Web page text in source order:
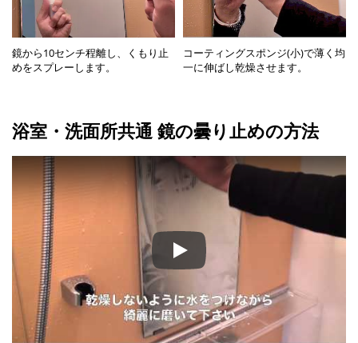
鏡から10センチ程離し、くもり止
めをスプレーします。
コーティングスポンジ(小)で薄く均
一に伸ばし乾燥させます。
浴室・洗面所共通 鏡の曇り止めの方法
Play